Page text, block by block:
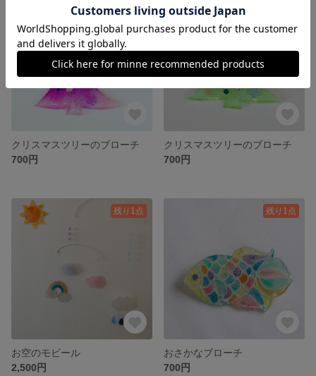
クリスマスツリーのブローチ
700円
クリスマスツリーのブローチ
700円
残り1点
お空のモビール
2,500円
残り1点
おさかなブローチ
700円